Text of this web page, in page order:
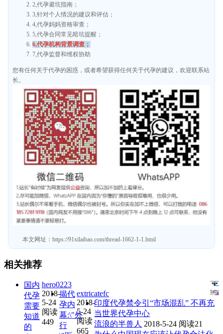
2,代孕避坑指南；
3,针对个人情况的建议和评估；
4,代孕妈妈资格审查；
5,代孕合同常见暗坑提醒；
6,代孕机构背景调查；
7,代孕监督和维权协助
您有任何关于代孕的困惑，或者希望获得任何关于代孕的建议，欢迎联系站
长。
本文网址： https://91xilaibao.com/thread-1662-1-1.html
相关推荐
国内
代孕
需要
知道
的
hero0223
2018-
5-24
阅读
449
揭代
孕内
幕:\"外
行
extricatefc
2018-
5-24
阅读
665
印度代孕禁令引“市场混乱” 不再充
当世界代孕中心
流浪的半兽人 2018-5-24 阅读21